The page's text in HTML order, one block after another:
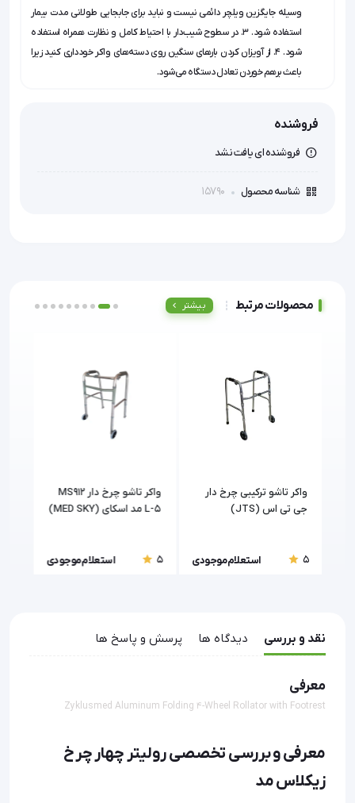
وسیله جایگزین ویلچر دائمی نیست و نباید برای جابجایی طولانی مدت بیمار
استفاده شود. ۳. در سطوح شیب‌دار با احتیاط کامل و نظارت همراه استفاده
شود. ۴. از آویزان کردن بارهای سنگین روی دسته‌های واکر خودداری کنید زیرا
باعث برهم خوردن تعادل دستگاه می‌شود.
فروشنده
فروشنده ای یافت نشد
شناسه محصول 15790
محصولات مرتبط بیشتر
واکر تاشو ترکیبی چرخ دار
جی تی اس (JTS)
5 استعلام موجودی
واکر تاشو چرخ دار MS912
L-5 مد اسکای (MED SKY)
5 استعلام موجودی
نقد و بررسی دیدگاه ها پرسش و پاسخ ها
معرفی
Zyklusmed Aluminum Folding 4-Wheel Rollator with Footrest
معرفی و بررسی تخصصی رولیتر چهار چرخ
زیکلاس مد